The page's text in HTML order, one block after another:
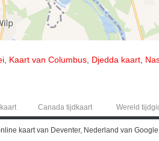
Kaart van Columbus Djedda kaart
Canada tijdkaart Wereld
kaart van Deventer, Nederland van